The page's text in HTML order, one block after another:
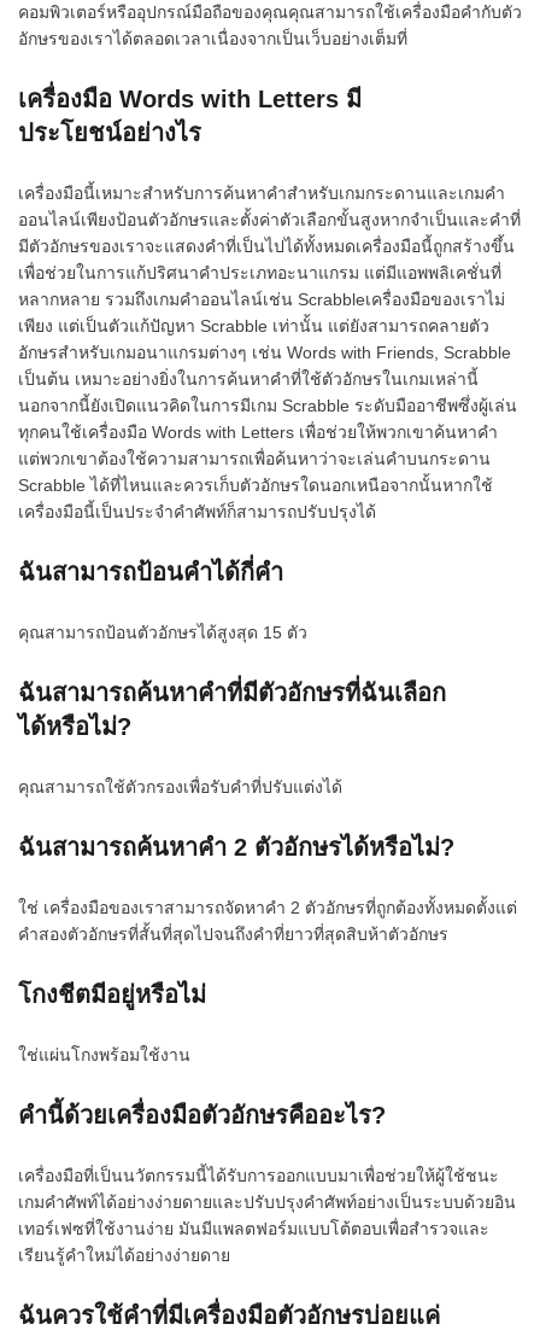
คอมพิวเตอร์หรืออุปกรณ์มือถือของคุณคุณสามารถใช้เครื่องมือคำกับตัว
อักษรของเราได้ตลอดเวลาเนื่องจากเป็นเว็บอย่างเต็มที่
เครื่องมือ Words with Letters มี
ประโยชน์อย่างไร
เครื่องมือนี้เหมาะสำหรับการค้นหาคำสำหรับเกมกระดานและเกมคำ
ออนไลน์เพียงป้อนตัวอักษรและตั้งค่าตัวเลือกขั้นสูงหากจำเป็นและคำที่
มีตัวอักษรของเราจะแสดงคำที่เป็นไปได้ทั้งหมดเครื่องมือนี้ถูกสร้างขึ้น
เพื่อช่วยในการแก้ปริศนาคำประเภทอะนาแกรม แต่มีแอพพลิเคชั่นที่
หลากหลาย รวมถึงเกมคำออนไลน์เช่น Scrabbleเครื่องมือของเราไม่
เพียง แต่เป็นตัวแก้ปัญหา Scrabble เท่านั้น แต่ยังสามารถคลายตัว
อักษรสำหรับเกมอนาแกรมต่างๆ เช่น Words with Friends, Scrabble
เป็นต้น เหมาะอย่างยิ่งในการค้นหาคำที่ใช้ตัวอักษรในเกมเหล่านี้
นอกจากนี้ยังเปิดแนวคิดในการมีเกม Scrabble ระดับมืออาชีพซึ่งผู้เล่น
ทุกคนใช้เครื่องมือ Words with Letters เพื่อช่วยให้พวกเขาค้นหาคำ
แต่พวกเขาต้องใช้ความสามารถเพื่อค้นหาว่าจะเล่นคำบนกระดาน
Scrabble ได้ที่ไหนและควรเก็บตัวอักษรใดนอกเหนือจากนั้นหากใช้
เครื่องมือนี้เป็นประจำคำศัพท์ก็สามารถปรับปรุงได้
ฉันสามารถป้อนคำได้กี่คำ
คุณสามารถป้อนตัวอักษรได้สูงสุด 15 ตัว
ฉันสามารถค้นหาคำที่มีตัวอักษรที่ฉันเลือก
ได้หรือไม่?
คุณสามารถใช้ตัวกรองเพื่อรับคำที่ปรับแต่งได้
ฉันสามารถค้นหาคำ 2 ตัวอักษรได้หรือไม่?
ใช่ เครื่องมือของเราสามารถจัดหาคำ 2 ตัวอักษรที่ถูกต้องทั้งหมดตั้งแต่
คำสองตัวอักษรที่สั้นที่สุดไปจนถึงคำที่ยาวที่สุดสิบห้าตัวอักษร
โกงชีตมีอยู่หรือไม่
ใช่แผ่นโกงพร้อมใช้งาน
คำนี้ด้วยเครื่องมือตัวอักษรคืออะไร?
เครื่องมือที่เป็นนวัตกรรมนี้ได้รับการออกแบบมาเพื่อช่วยให้ผู้ใช้ชนะ
เกมคำศัพท์ได้อย่างง่ายดายและปรับปรุงคำศัพท์อย่างเป็นระบบด้วยอิน
เทอร์เฟซที่ใช้งานง่าย มันมีแพลตฟอร์มแบบโต้ตอบเพื่อสำรวจและ
เรียนรู้คำใหม่ได้อย่างง่ายดาย
ฉันควรใช้คำที่มีเครื่องมือตัวอักษรบ่อยแค่